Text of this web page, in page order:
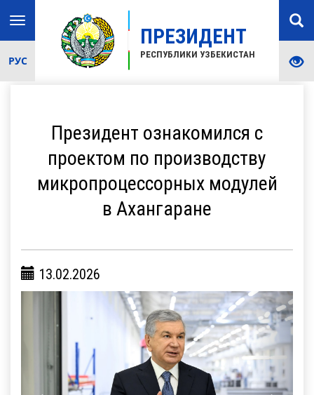
ПРЕЗИДЕНТ
РЕСПУБЛИКИ УЗБЕКИСТАН
Toggle
navigation
РУС
Президент ознакомился с
проектом по производству
микропроцессорных модулей
в Ахангаране
13.02.2026